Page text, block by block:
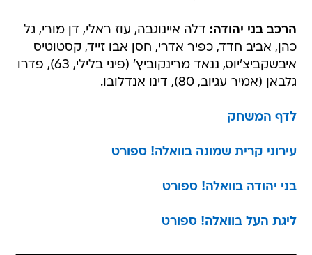
הרכב בני יהודה: דלה איינוגבה, עוז ראלי, דן מורי, גל
כהן, אביב חדד, כפיר אדרי, חסן אבו זייד, קסטוטיס
איבשקביצ'יוס, ננאד מרינקוביץ' (פיני בלילי, 63), פדרו
גלבאן (אמיר עגיוב, 80), דינו אנדלובו.
לדף המשחק
עירוני קרית שמונה בוואלה! ספורט
בני יהודה בוואלה! ספורט
ליגת העל בוואלה! ספורט